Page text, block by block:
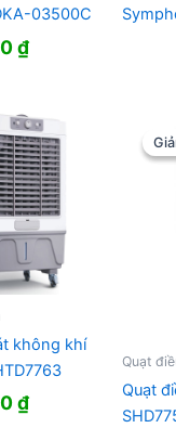
03500C
₫
không khí
₫
Quạt
Quạt